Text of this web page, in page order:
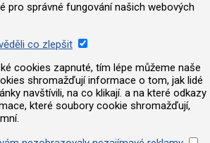
pro správné fungování našich webových
co zlepšit
cookies zapnuté, tím lépe můžeme naše
shromažďují informace o tom, jak lidé
navštívili, na co klikají. a na které odkazy
které soubory cookie shromažďují,